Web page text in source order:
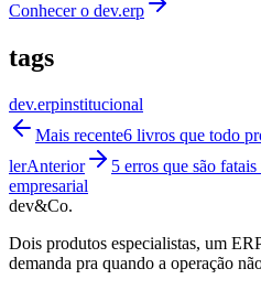
Conhecer o dev.erp
tags
dev.erpinstitucional
Mais recente6 livros que todo
lerAnterior
5 erros que são
empresarial
dev&Co.
Dois produtos especialistas, um
demanda pra quando a operação